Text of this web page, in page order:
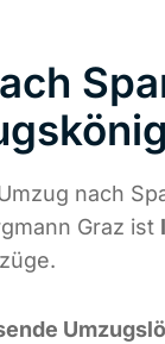
nach
Graz ist